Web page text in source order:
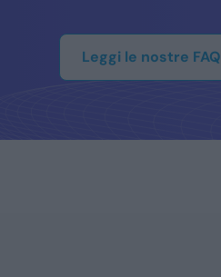
Leggi le nostre FAQ